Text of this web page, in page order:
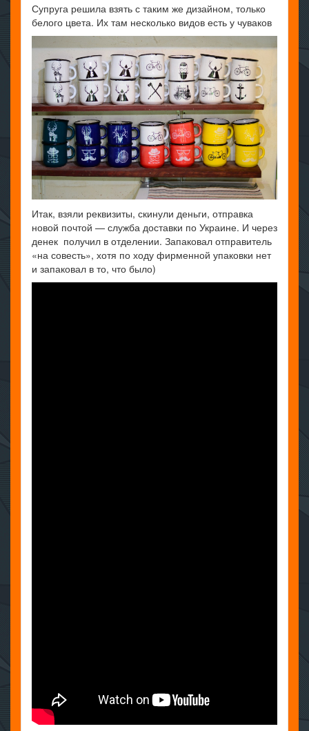
Супруга решила взять с таким же дизайном, только
белого цвета. Их там несколько видов есть у чуваков
Итак, взяли реквизиты, скинули деньги, отправка
новой почтой — служба доставки по Украине. И через
денек получил в отделении. Запаковал отправитель
«на совесть», хотя по ходу фирменной упаковки нет
и запаковал в то, что было)